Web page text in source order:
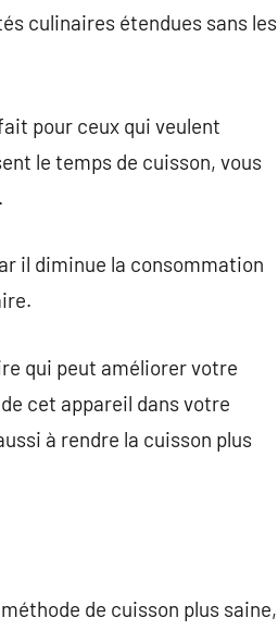
culinaires étendues sans les
pour ceux qui veulent
le temps de cuisson, vous
il diminue la consommation
qui peut améliorer votre
cet appareil dans votre
à rendre la cuisson plus
de cuisson plus saine,